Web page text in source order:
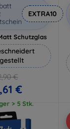
EXTRA10
Schutzglas
€
€
> 5 Stk.